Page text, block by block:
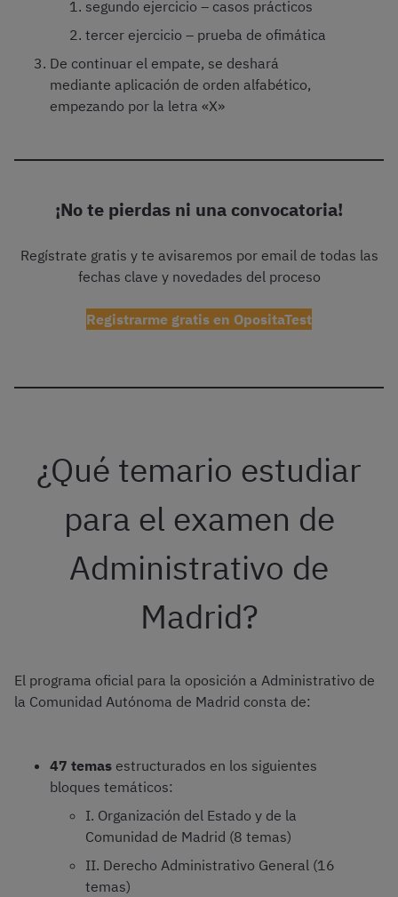
segundo ejercicio – casos prácticos
tercer ejercicio – prueba de ofimática
De continuar el empate, se deshará
mediante aplicación de orden alfabético,
empezando por la letra «X»
¡No te pierdas ni una convocatoria!
Regístrate gratis y te avisaremos por email de todas las
fechas clave y novedades del proceso
Registrarme gratis en OpositaTest
¿Qué temario estudiar
para el examen de
Administrativo de
Madrid?
El programa oficial para la oposición a Administrativo de
la Comunidad Autónoma de Madrid consta de:
47 temas estructurados en los siguientes
bloques temáticos:
I. Organización del Estado y de la
Comunidad de Madrid (8 temas)
II. Derecho Administrativo General (16
temas)